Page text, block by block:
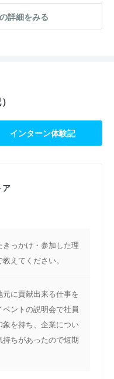
詳細をみる
インターン体験記
ア
っかけ・参加した理
えてください。
に貢献出来る仕事を
ントの説明会で社員
を持ち、企業につい
ちがあったので短期